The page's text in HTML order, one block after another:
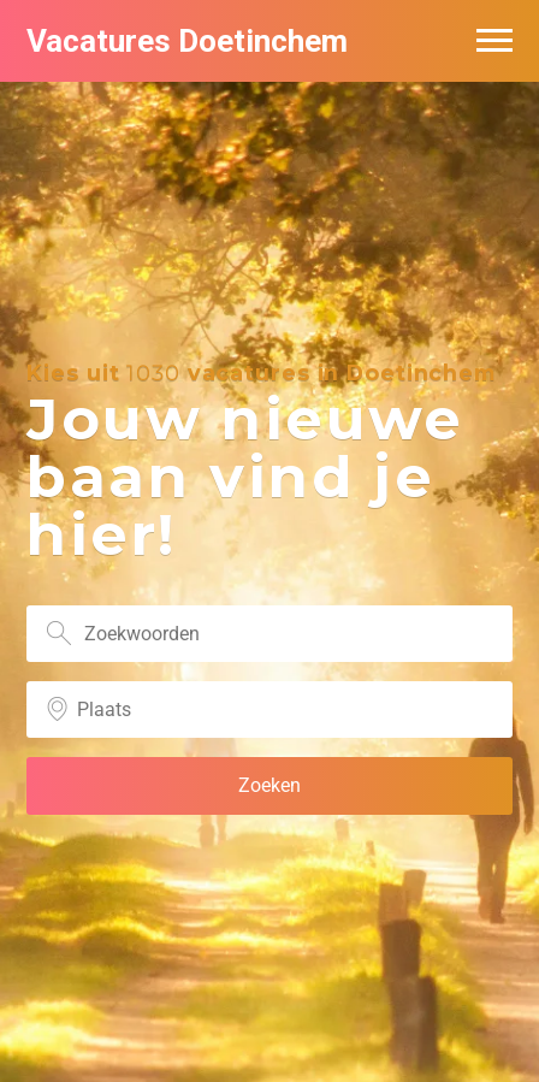
Vacatures Doetinchem
Kies uit1030vacatures in Doetinchem
Jouw nieuwe
baan vind je
hier!
Vacatures per bedrijf
De populairste vacatures in Doetinchem
Nieuwsbrief feed